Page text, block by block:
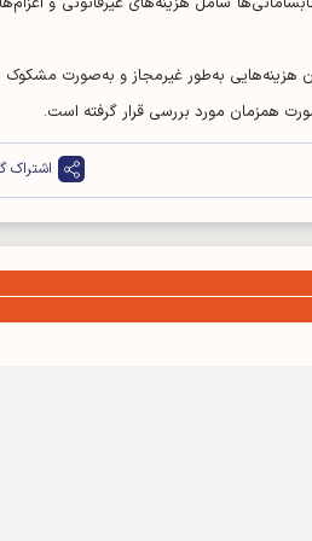
بخش اعزام‌های فدراسیون در سال‌های ۱۴۰۳ و ۱۴۰۴ است که در آن هزینه‌هایی به‌طور غیرمجاز و به‌صورت
همزمان مورد بررسی قرار گرفته است.
اشتراک